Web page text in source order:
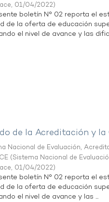
, 01/04/2022)
boletín N° 02 reporta el
de la oferta de educación
el nivel de avance y las
de la Acreditación y
Nacional de Evaluación,
(Sistema Nacional de
, 01/04/2022)
boletín N° 02 reporta el
de la oferta de educación
el nivel de avance y las ...